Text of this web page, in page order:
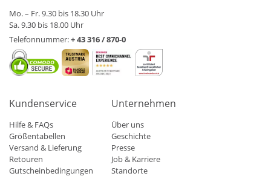
Mo. – Fr. 9.30 bis 18.30 Uhr
Sa. 9.30 bis 18.00 Uhr
Telefonnummer:+ 43 316 / 870-0
Kundenservice
Hilfe & FAQs
Größentabellen
Versand & Lieferung
Retouren
Gutscheinbedingungen
Unternehmen
Über uns
Geschichte
Presse
Job & Karriere
Standorte